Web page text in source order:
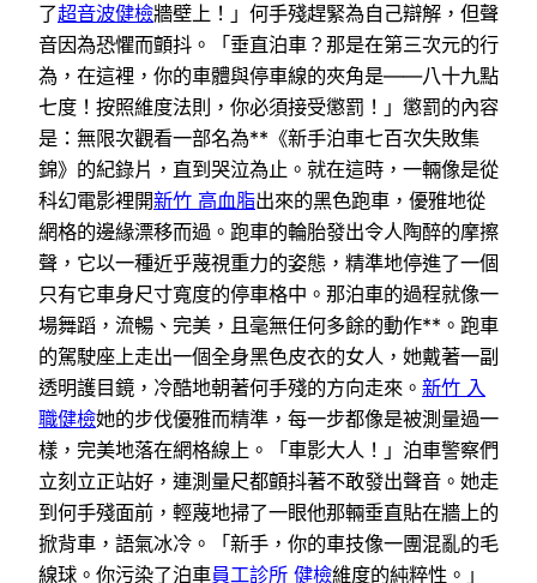
了超音波健檢牆壁上！」何手殘趕緊為自己辯解，但聲
音因為恐懼而顫抖。「垂直泊車？那是在第三次元的行
為，在這裡，你的車體與停車線的夾角是——八十九點
七度！按照維度法則，你必須接受懲罰！」懲罰的內容
是：無限次觀看一部名為**《新手泊車七百次失敗集
錦》的紀錄片，直到哭泣為止。就在這時，一輛像是從
科幻電影裡開新竹 高血脂出來的黑色跑車，優雅地從
網格的邊緣漂移而過。跑車的輪胎發出令人陶醉的摩擦
聲，它以一種近乎蔑視重力的姿態，精準地停進了一個
只有它車身尺寸寬度的停車格中。那泊車的過程就像一
場舞蹈，流暢、完美，且毫無任何多餘的動作**。跑車
的駕駛座上走出一個全身黑色皮衣的女人，她戴著一副
透明護目鏡，冷酷地朝著何手殘的方向走來。 新竹 入
職健檢她的步伐優雅而精準，每一步都像是被測量過一
樣，完美地落在網格線上。「車影大人！」泊車警察們
立刻立正站好，連測量尺都顫抖著不敢發出聲音。她走
到何手殘面前，輕蔑地掃了一眼他那輛垂直貼在牆上的
掀背車，語氣冰冷。「新手，你的車技像一團混亂的毛
線球。你污染了泊車員工診所 健檢維度的純粹性。」